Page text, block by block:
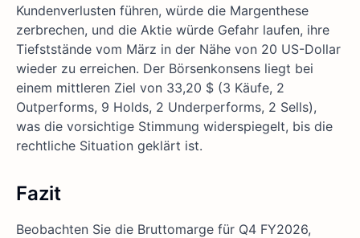
Kundenverlusten führen, würde die Margenthese
zerbrechen, und die Aktie würde Gefahr laufen, ihre
Tiefststände vom März in der Nähe von 20 US-Dollar
wieder zu erreichen. Der Börsenkonsens liegt bei
einem mittleren Ziel von 33,20 $ (3 Käufe, 2
Outperforms, 9 Holds, 2 Underperforms, 2 Sells),
was die vorsichtige Stimmung widerspiegelt, bis die
rechtliche Situation geklärt ist.
Fazit
Beobachten Sie die Bruttomarge für Q4 FY2026,